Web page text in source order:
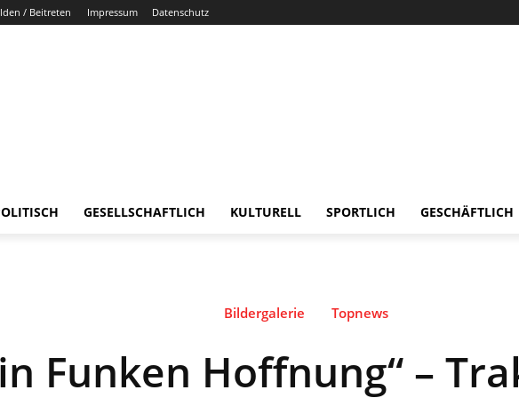
/ Beitreten Impressum Datenschutz
GESELLSCHAFTLICH KULTURELL SPORTLICH GESCHÄFTLICH
Bildergalerie Topnews
Funken Hoffnung“ –